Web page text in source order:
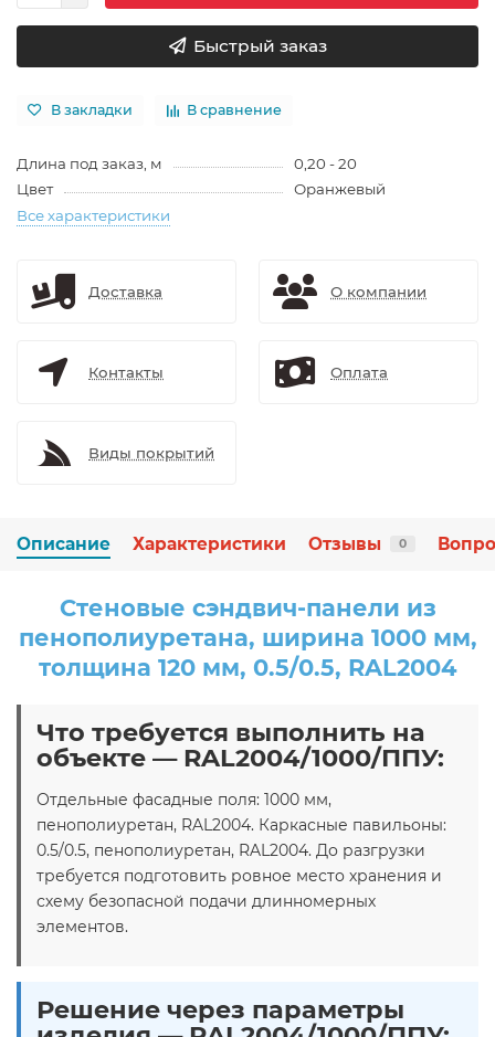
Быстрый заказ
В закладки В сравнение
Длина под заказ, м
0,20 - 20
Цвет
Оранжевый
Все характеристики
Доставка О компании
Контакты Оплата
Виды покрытий
Описание Характеристики Отзывы 0
Стеновые сэндвич-панели из
пенополиуретана, ширина 1000 мм,
толщина 120 мм, 0.5/0.5, RAL2004
Что требуется выполнить на
объекте — RAL2004/1000/ППУ:
Отдельные фасадные поля: 1000 мм,
пенополиуретан, RAL2004. Каркасные павильоны:
0.5/0.5, пенополиуретан, RAL2004. До разгрузки
требуется подготовить ровное место хранения и
схему безопасной подачи длинномерных
элементов.
Решение через параметры